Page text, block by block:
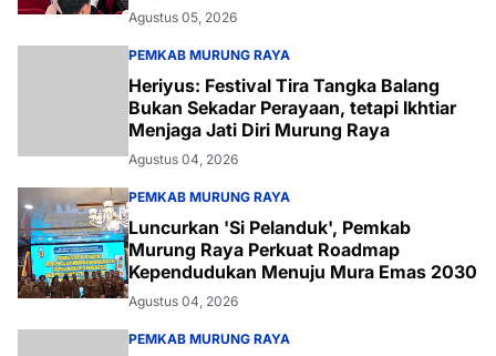
Agustus 05, 2026
PEMKAB MURUNG RAYA
Heriyus: Festival Tira Tangka Balang
Bukan Sekadar Perayaan, tetapi Ikhtiar
Menjaga Jati Diri Murung Raya
Agustus 04, 2026
PEMKAB MURUNG RAYA
Luncurkan 'Si Pelanduk', Pemkab
Murung Raya Perkuat Roadmap
Kependudukan Menuju Mura Emas 2030
Agustus 04, 2026
PEMKAB MURUNG RAYA